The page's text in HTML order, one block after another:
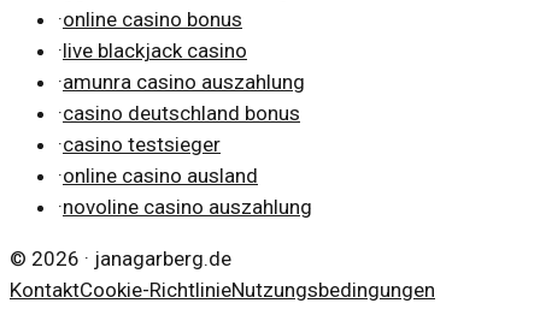
·online casino bonus
·live blackjack casino
·amunra casino auszahlung
·casino deutschland bonus
·casino testsieger
·online casino ausland
·novoline casino auszahlung
© 2026 · janagarberg.de
KontaktCookie-RichtlinieNutzungsbedingungen